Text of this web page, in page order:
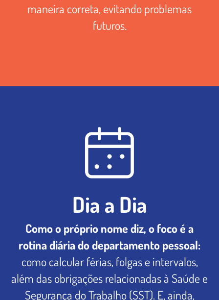
maneira correta, evitando problemas
futuros.
Dia a Dia
Como o próprio nome diz, o foco é a
rotina diária do departamento pessoal:
como calcular férias, folgas e intervalos,
além das obrigações relacionadas à Saúde e
Segurança do Trabalho (SST). E, ainda,